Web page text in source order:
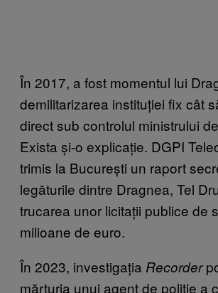
În 2017, a fost momentul lui
demilitarizarea instituției fix cât
direct sub controlul ministrului
Exista și-o explicație. DGPI
trimis la București un raport
legăturile dintre Dragnea, Tel
trucarea unor licitații publice de
milioane de euro.
În 2023, investigația Recorder
mărturia unui agent de poliție a